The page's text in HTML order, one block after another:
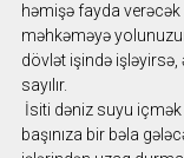
həmişə fayda
məhkəməyə
dövlət işində
sayılır.
İsiti dəniz suyu
başınıza bir bəla